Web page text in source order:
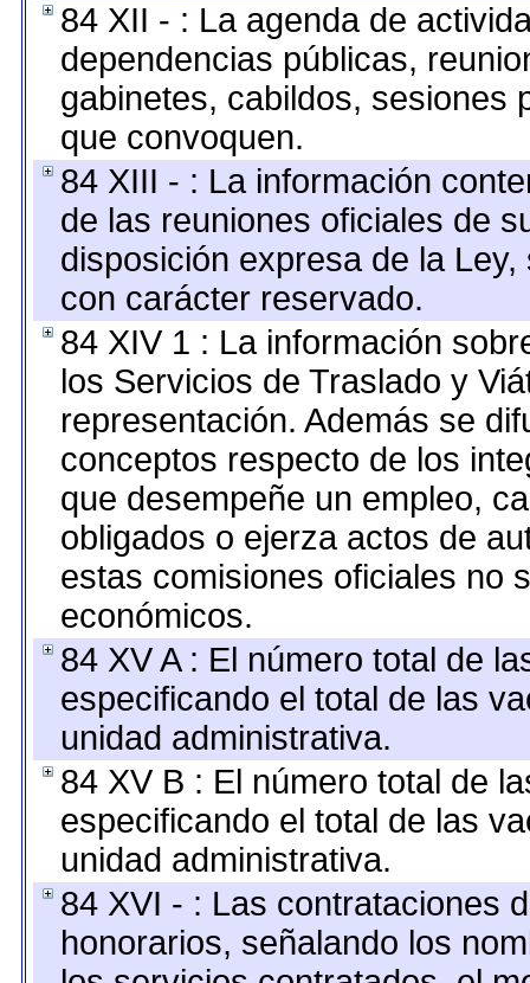
84 XII - : La agenda de
dependencias públicas,
gabinetes, cabildos, sesiones
que convoquen.
84 XIII - : La información
de las reuniones oficiales de
disposición expresa de la
con carácter reservado.
84 XIV 1 : La información
los Servicios de Traslado y
representación. Además se
conceptos respecto de los
que desempeñe un empleo,
obligados o ejerza actos de
estas comisiones oficiales no
económicos.
84 XV A : El número total de
especificando el total de las
unidad administrativa.
84 XV B : El número total de
especificando el total de las
unidad administrativa.
84 XVI - : Las contrataciones
honorarios, señalando los